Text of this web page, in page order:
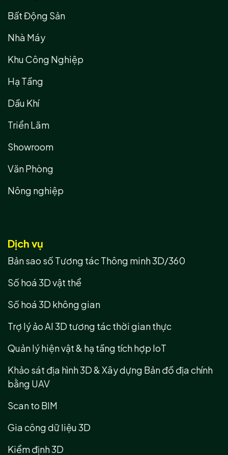
Bất Động Sản
Nhà Máy
Khu Công Nghiệp
Hạ Tầng
Dầu Khí
Triển Lãm
Showroom
Văn Phòng
Nông nghiệp
Dịch vụ
Bản sao số Tương tác Thông minh 3D/360
Số hoá 3D vật thể
Số hoá 3D không gian
Trợ lý ảo AI 3D tương tác thời gian thực
Quản lý hiện vật & hạ tầng tích hợp IoT
Khảo sát địa hình 3D & Xây dựng Bản đồ địa chính
bằng UAV
Scan to BIM
Gia công dữ liệu 3D
Kiểm định 3D